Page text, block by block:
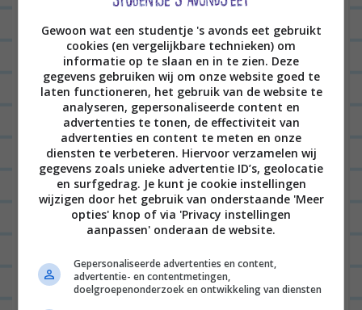
kies voor het hergebruiken van materialen.
Heb je een bepaalde tegel op ‘t oog? Leuk,
maar misschien heeft de tuinman in kwestie
nog wel een restpartij van een andere toffe
tegel liggen. Zo zou ik in eerste instantie niet
zelf hebben gekozen voor de tegel die wij in
onze tuin hebben liggen, maar dit was een
zeer betaalbare tegel waar de tuinman nog
aan kon komen, dus ach; waarom ook niet. Let
hierbij wel op; op Marktplaats staan heel veel
echt goedkope tegels. Super chill, maar je
moet ze nog wel vervoeren en dat kan nog
wel eens een uitdaging (en duur!) zijn.
Gewoon wat een studentje 's avonds eet gebruikt
cookies (en vergelijkbare technieken) om
informatie op te slaan en in te zien. Deze
gegevens gebruiken wij om onze website goed te
laten functioneren, het gebruik van de website te
analyseren, gepersonaliseerde content en
advertenties te tonen, de effectiviteit van
advertenties en content te meten en onze
diensten te verbeteren. Hiervoor verzamelen wij
gegevens zoals unieke advertentie ID’s, geolocatie
en surfgedrag. Je kunt je cookie instellingen
wijzigen door het gebruik van onderstaande 'Meer
opties' knop of via 'Privacy instellingen
aanpassen' onderaan de website.
Gepersonaliseerde advertenties en content,
advertentie- en contentmetingen,
doelgroepenonderzoek en ontwikkeling van diensten